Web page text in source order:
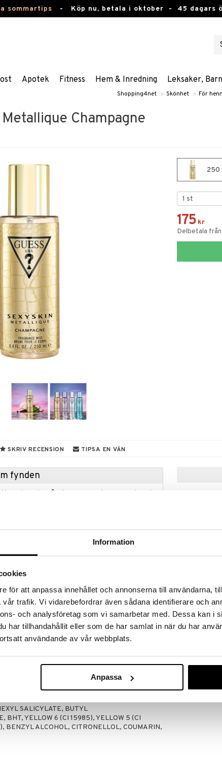
Information
för att anpassa innehållet och annonserna till användarna,
trafik. Vi vidarebefordrar även sådana identifierare och
och analysföretag som vi samarbetar med. Dessa kan i
har tillhandahållit eller som de har samlat in när du har
användande av vår webbplats.
Anpassa
sommartips - Köp nu, betala i oktober - 45 dagars
Apotek Fitness Hem & Inredning Leksaker,
Shopping4net » Skönhet » För
Champagne
250
175 kr
Delbetala
SKRIV RECENSION TIPSA EN VÄN
fynden
fynda under vår stora rea. Just nu är varuhuset
dragningen av Guess Sexy Skin Metallique
noter av blodapelsin, bergamott, kardemumma
citrus-symfoni med en hint av krydda.
av pion, Figolide™ och mandelkräm som framkallar
som den tillför en krämig textur som
SALICYLATE, BUTYL
BHT, YELLOW 6 (CI 15985), YELLOW 5 (CI
BENZYL ALCOHOL, CITRONELLOL, COUMARIN,
Guess
GUESS
449